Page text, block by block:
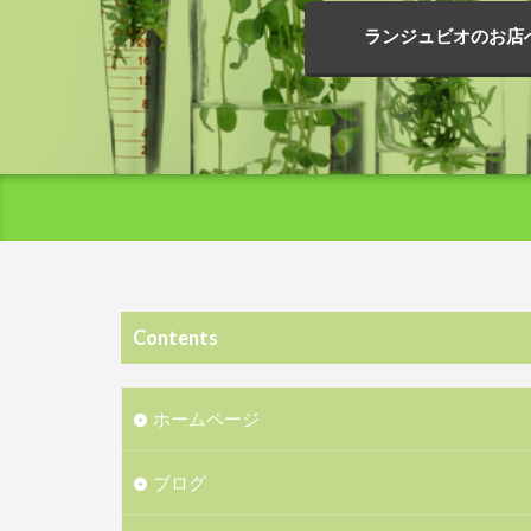
ランジュビオのお店
Contents
ホームページ
ブログ